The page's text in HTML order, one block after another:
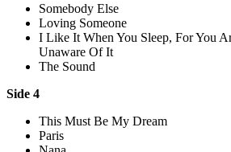
Somebody Else
Loving Someone
I Like It When You Sleep, For You
Unaware Of It
The Sound
Side 4
This Must Be My Dream
Paris